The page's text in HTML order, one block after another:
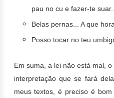
pau no cu e fazer-te suar...
Belas pernas... A que
Posso tocar no teu
Em suma, a lei não está mal,
interpretação que se fará
meus textos, é preciso é